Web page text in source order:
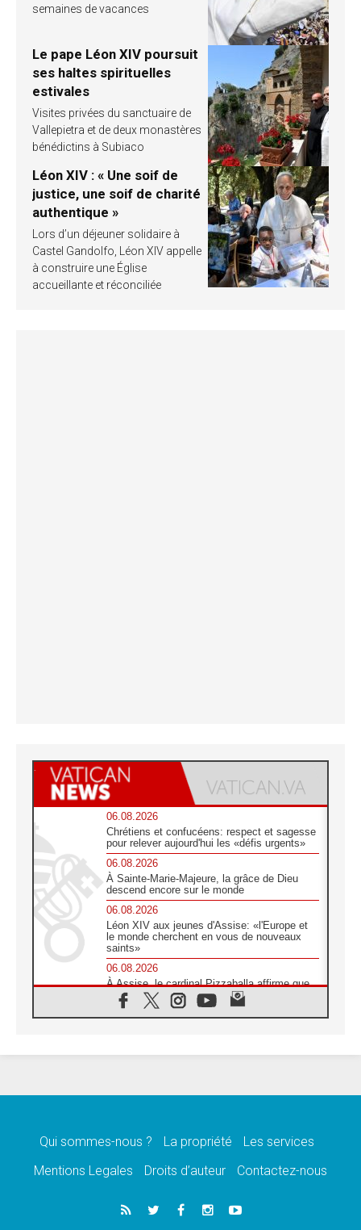
semaines de vacances
Le pape Léon XIV poursuit
ses haltes spirituelles
estivales
Visites privées du sanctuaire de
Vallepietra et de deux monastères
bénédictins à Subiaco
Léon XIV : « Une soif de
justice, une soif de charité
authentique »
Lors d’un déjeuner solidaire à
Castel Gandolfo, Léon XIV appelle
à construire une Église
accueillante et réconciliée
06.08.2026
Chrétiens et confucéens: respect et sagesse
pour relever aujourd'hui les «défis urgents»
06.08.2026
À Sainte-Marie-Majeure, la grâce de Dieu
descend encore sur le monde
06.08.2026
Léon XIV aux jeunes d'Assise: «l'Europe et
le monde cherchent en vous de nouveaux
saints»
06.08.2026
À Assise, le cardinal Pizzaballa affirme que
«les chrétiens veulent la paix»
06.08.2026
message de paix et de dignité humaine»
«La visite du Pape en Uruguay renforcera
05.08.2026
Le nonce en Ukraine: «Il est inquiétant
Qui sommes-nous ? La propriété
Les services
Mentions Legales
Droits d’auteur Contactez-nous